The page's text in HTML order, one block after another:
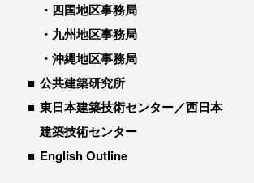
四国地区事務局
九州地区事務局
沖縄地区事務局
公共建築研究所
東日本建築技術センター／西日本
建築技術センター
English Outline